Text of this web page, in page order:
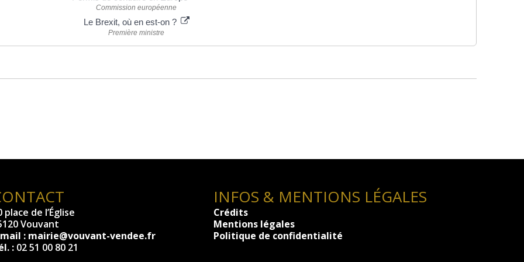
Commission européenne
Le Brexit, où en est-on ?
Première ministre
place de l’Église
Vouvant
: mairie@vouvant-vendee.fr
:02 51 00 80 21
INFOS & MENTIONS LÉGALES
Crédits
Mentions légales
Politique de confidentialité